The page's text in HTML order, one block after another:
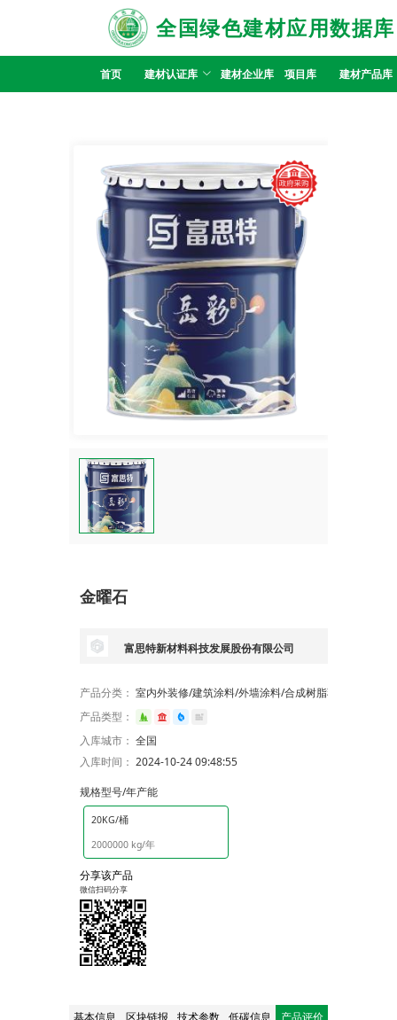
全国绿色建材应用数据库
首页 建材认证库 建材企业库 项目库 建材产品库
金曜石
富思特新材料科技发展股份有限公司
产品分类： 室内外装修/建筑涂料/外墙涂料/合成树脂乳液外墙涂料
产品类型：
入库城市： 全国
入库时间： 2024-10-24 09:48:55
规格型号/年产能
20KG/桶
2000000 kg/年
分享该产品
微信扫码分享
基本信息
区块链报
技术参数 低碳信息 产品评价